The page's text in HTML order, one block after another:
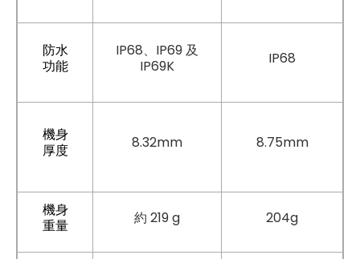
防水
功能
IP68、IP69 及
IP69K
IP68
機身
厚度
8.32mm 8.75mm
機身
重量
約 219 g 204g